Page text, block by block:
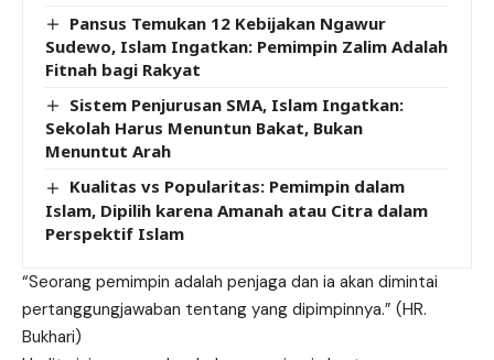
Pansus Temukan 12 Kebijakan Ngawur
Sudewo, Islam Ingatkan: Pemimpin Zalim Adalah
Fitnah bagi Rakyat
Sistem Penjurusan SMA, Islam Ingatkan:
Sekolah Harus Menuntun Bakat, Bukan
Menuntut Arah
Kualitas vs Popularitas: Pemimpin dalam
Islam, Dipilih karena Amanah atau Citra dalam
Perspektif Islam
“Seorang pemimpin adalah penjaga dan ia akan dimintai
pertanggungjawaban tentang yang dipimpinnya.” (HR.
Bukhari)